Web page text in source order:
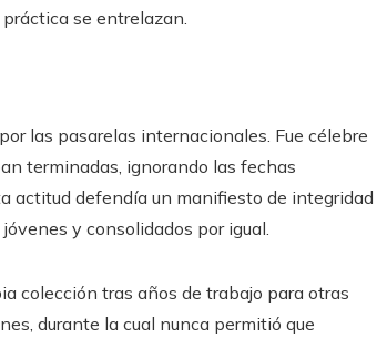
se entrelazan.
las pasarelas internacionales. Fue célebre
terminadas, ignorando las fechas
actitud defendía un manifiesto de integridad
y consolidados por igual.
colección tras años de trabajo para otras
durante la cual nunca permitió que